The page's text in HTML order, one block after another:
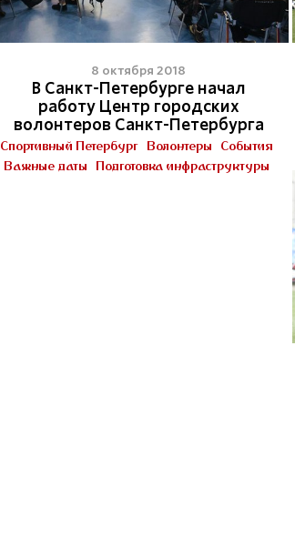
8 октября 2018
В Санкт-Петербурге начал
работу Центр городских
волонтеров Санкт-Петербурга
Спортивный Петербург Волонтеры
События
Важные даты
Подготовка инфраструктуры